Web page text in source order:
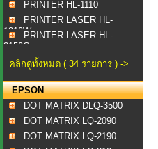
PRINTER HL-1110
PRINTER LASER HL-
1210WPRINTER LASER HL-
3150C...
คลิกดูทั้งหมด ( 34 รายการ ) ->
EPSON
DOT MATRIX DLQ-3500
DOT MATRIX LQ-2090
DOT MATRIX LQ-2190